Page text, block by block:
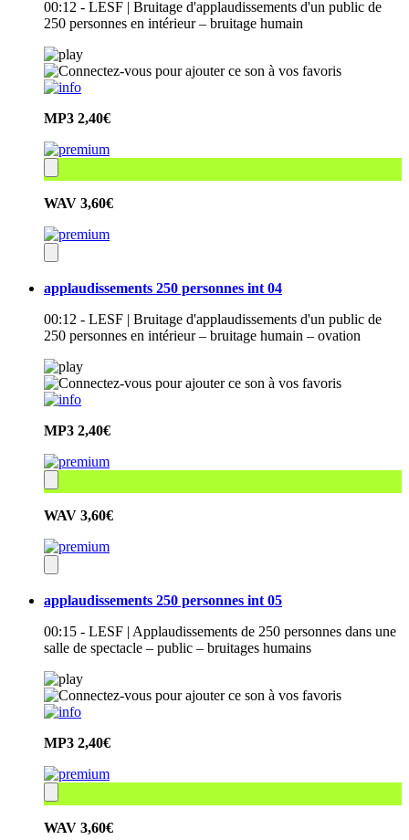
00:12 - LESF | Bruitage d'applaudissements d'un public de
250 personnes en intérieur – bruitage humain
MP3 2,40€
WAV 3,60€
applaudissements 250 personnes int 04
00:12 - LESF | Bruitage d'applaudissements d'un public de
250 personnes en intérieur – bruitage humain – ovation
MP3 2,40€
WAV 3,60€
applaudissements 250 personnes int 05
00:15 - LESF | Applaudissements de 250 personnes dans une
salle de spectacle – public – bruitages humains
MP3 2,40€
WAV 3,60€